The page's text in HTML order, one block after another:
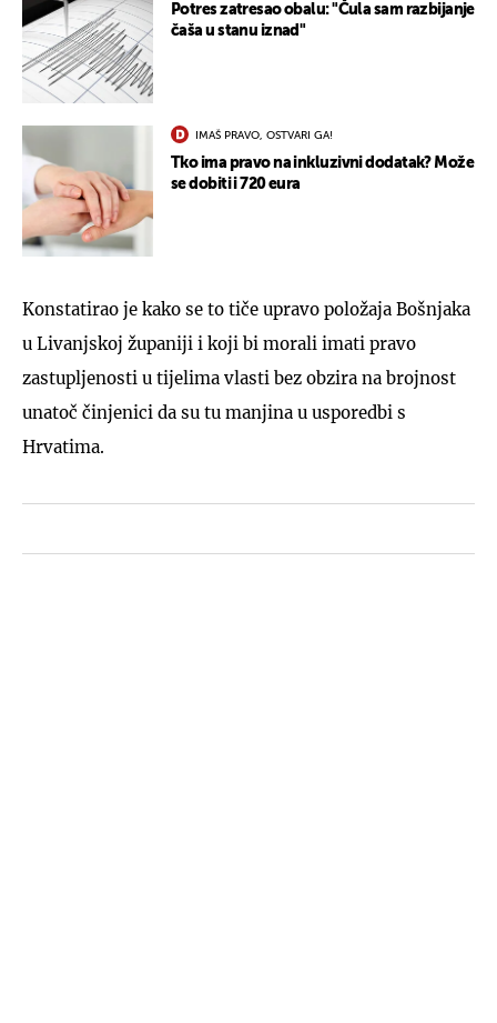
Potres zatresao obalu: "Čula sam razbijanje
čaša u stanu iznad"
IMAŠ PRAVO, OSTVARI GA!
Tko ima pravo na inkluzivni dodatak? Može
se dobiti i 720 eura
Konstatirao je kako se to tiče upravo položaja Bošnjaka
u Livanjskoj županiji i koji bi morali imati pravo
zastupljenosti u tijelima vlasti bez obzira na brojnost
unatoč činjenici da su tu manjina u usporedbi s
Hrvatima.